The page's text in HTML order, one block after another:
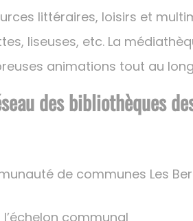
littéraires, loisirs et
liseuses, etc. La
animations tout au long
des bibliothèques
de communes Les
communal